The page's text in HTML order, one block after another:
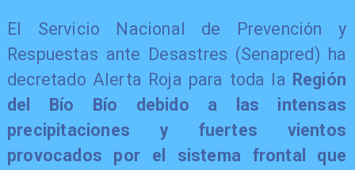
El Servicio Nacional de Prevención y
Respuestas ante Desastres (Senapred) ha
decretado Alerta Roja para toda la Región
del Bío Bío debido a las intensas
precipitaciones y fuertes vientos
provocados por el sistema frontal que